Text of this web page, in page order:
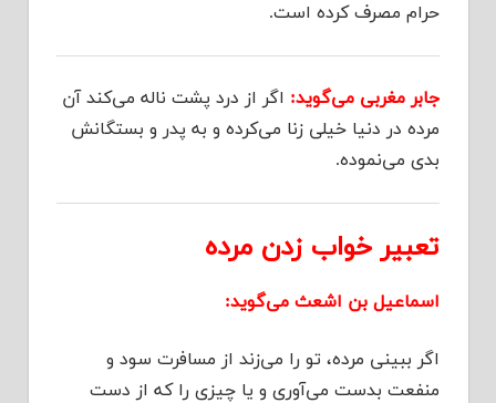
حرام مصرف کرده است.
جابر مغربی می‌گوید: اگر از درد پشت ناله می‌کند آن
مرده در دنیا خیلی زنا می‌کرده و به پدر و بستگانش
بدی می‌نموده.
تعبیر خواب زدن مرده
اسماعیل بن اشعث می‌گوید:
اگر ببینی مرده، تو را می‌زند از مسافرت سود و
منفعت بدست می‌آوری و یا چیزی را که از دست